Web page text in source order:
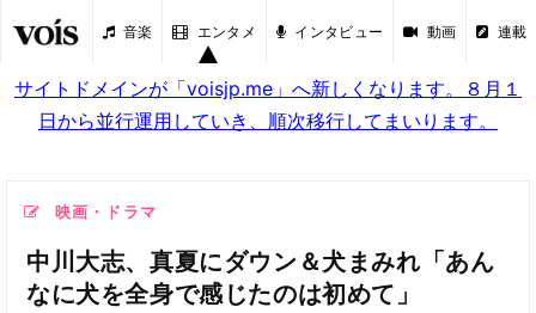
音楽 エンタメ インタビュー 動画 連載
サイトドメインが「voisjp.me」へ新しくなります。８月１
日から並行運用していき、順次移行してまいります。
映画・ドラマ
中川大志、真夏にダウン＆犬まみれ「あん
なに犬を全身で感じたのは初めて」